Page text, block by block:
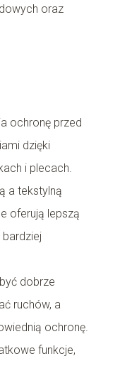
oraz
ochronę przed
dzięki
i plecach.
a tekstylną
oferują lepszą
bardziej
dobrze
ruchów, a
ochronę.
funkcje,